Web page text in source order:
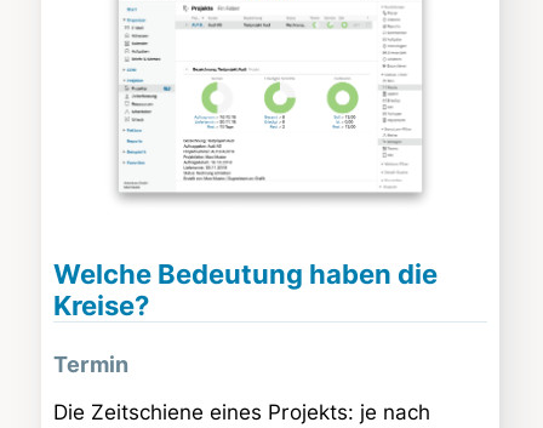
Welche Bedeutung haben die
Kreise?
Termin
Die Zeitschiene eines Projekts: je nach